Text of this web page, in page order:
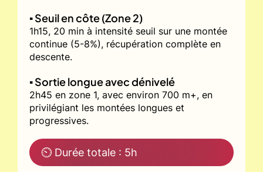
▪️ Seuil en côte (Zone 2)
1h15, 20 min à intensité seuil sur une montée
continue (5-8%), récupération complète en
descente.
▪️ Sortie longue avec dénivelé
2h45 en zone 1, avec environ 700 m+, en
privilégiant les montées longues et
progressives.
⏲ Durée totale : 5h